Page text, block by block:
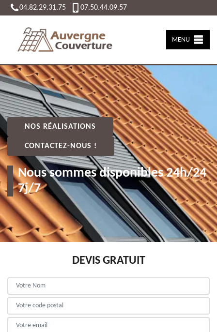
04.82.29.31.75 07.50.44.09.57
MENU
NOS RÉALISATIONS
CONTACTEZ-NOUS !
Nous sommes disponibles 24h/24
7j/7
DEVIS GRATUIT